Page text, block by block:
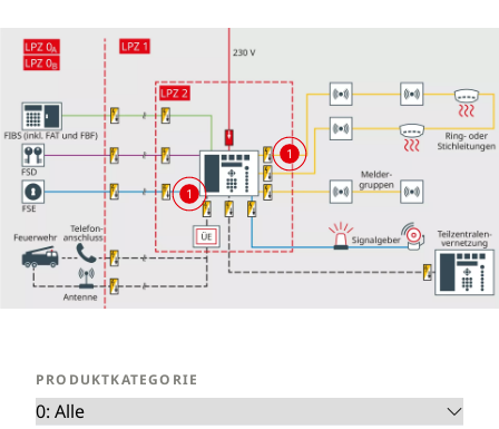
1
1
PRODUKTKATEGORIE